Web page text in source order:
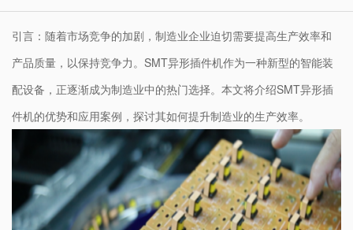
引言：随着市场竞争的加剧，制造业企业迫切需要提高生产效率和
产品质量，以保持竞争力。SMT异形插件机作为一种新型的智能装
配设备，正逐渐成为制造业中的热门选择。本文将介绍SMT异形插
件机的优势和应用案例，探讨其如何提升制造业的生产效率。